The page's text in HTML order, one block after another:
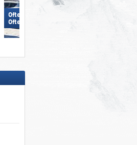
Ofterschwang/​Gunzesried –
Ofterschwanger Horn